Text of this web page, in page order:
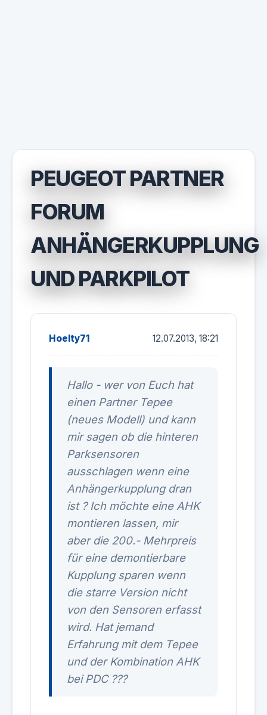
PEUGEOT PARTNER
FORUM
ANHÄNGERKUPPLUNG
UND PARKPILOT
Hoelty71 12.07.2013, 18:21
Hallo - wer von Euch hat
einen Partner Tepee
(neues Modell) und kann
mir sagen ob die hinteren
Parksensoren
ausschlagen wenn eine
Anhängerkupplung dran
ist ? Ich möchte eine AHK
montieren lassen, mir
aber die 200.- Mehrpreis
für eine demontierbare
Kupplung sparen wenn
die starre Version nicht
von den Sensoren erfasst
wird. Hat jemand
Erfahrung mit dem Tepee
und der Kombination AHK
bei PDC ???